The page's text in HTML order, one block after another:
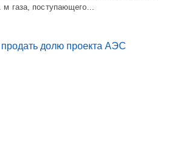
м газа, поступающего…